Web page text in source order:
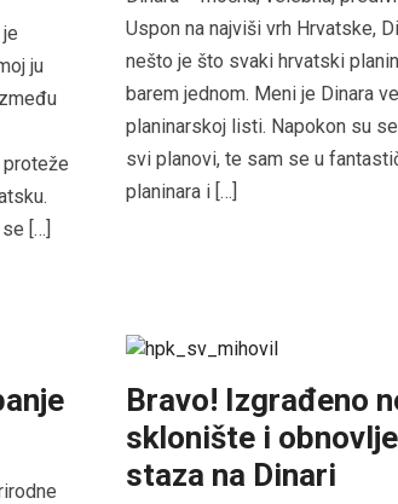
ju
[…]
Uspon na najviši vrh Hrvatske,
nešto je što svaki hrvatski
barem jednom. Meni je Dinara
planinarskoj listi. Napokon su
svi planovi, te sam se u
planinara i […]
Bravo! Izgrađeno
sklonište i
staza na Dinari